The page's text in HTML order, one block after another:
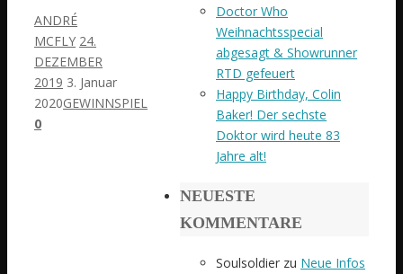
ANDRÉ
MCFLY 24.
DEZEMBER
2019 3. Januar
2020GEWINNSPIEL
0
Doctor Who
Weihnachtsspecial
abgesagt & Showrunner
RTD gefeuert
Happy Birthday, Colin
Baker! Der sechste
Doktor wird heute 83
Jahre alt!
NEUESTE
KOMMENTARE
Soulsoldier zu Neue Infos